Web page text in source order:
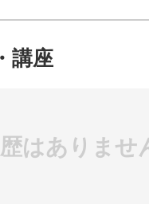
講座
はありませ